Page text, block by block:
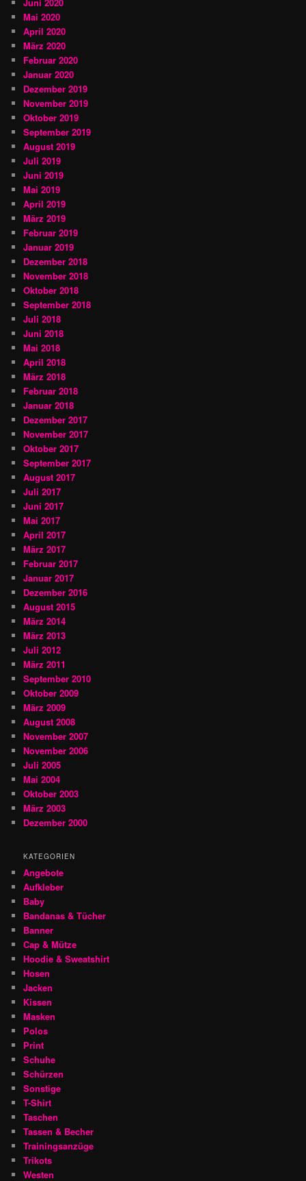
Mai 2020
April 2020
März 2020
Februar 2020
Januar 2020
Dezember 2019
November 2019
Oktober 2019
September 2019
August 2019
Juli 2019
Juni 2019
Mai 2019
April 2019
März 2019
Februar 2019
Januar 2019
Dezember 2018
November 2018
Oktober 2018
September 2018
Juli 2018
Juni 2018
Mai 2018
April 2018
März 2018
Februar 2018
Januar 2018
Dezember 2017
November 2017
Oktober 2017
September 2017
August 2017
Juli 2017
Juni 2017
Mai 2017
April 2017
März 2017
Februar 2017
Januar 2017
Dezember 2016
August 2015
März 2014
März 2013
Juli 2012
März 2011
September 2010
Oktober 2009
März 2009
August 2008
November 2007
November 2006
Juli 2005
Mai 2004
Oktober 2003
März 2003
Dezember 2000
KATEGORIEN
Angebote
Aufkleber
Baby
Bandanas & Tücher
Banner
Cap & Mütze
Hoodie & Sweatshirt
Hosen
Jacken
Kissen
Masken
Polos
Print
Schuhe
Schürzen
Sonstige
T-Shirt
Taschen
Tassen & Becher
Trainingsanzüge
Trikots
Westen